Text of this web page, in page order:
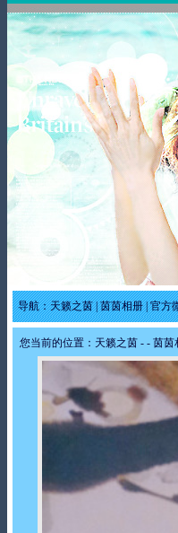
导航：天籁之茵|茵茵相册|官方
您当前的位置： 天籁之茵 - - 茵茵